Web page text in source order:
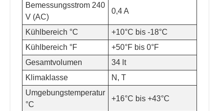
Bemessungsstrom 240
V (AC)
0,4 A
Kühlbereich °C
+10°C bis -18°C
Kühlbereich °F
+50°F bis 0°F
Gesamtvolumen
34 lt
Klimaklasse
N, T
Umgebungstemperatur
°C
+16°C bis +43°C